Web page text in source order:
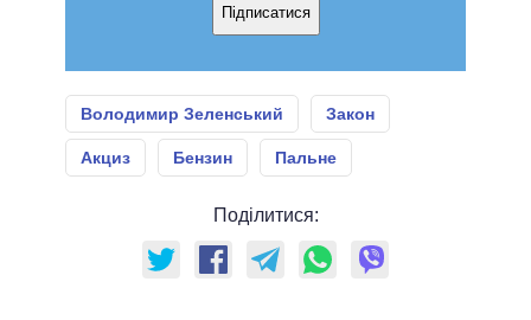
Підписатися
Володимир Зеленський Закон
Акциз Бензин Пальне
Поділитися: